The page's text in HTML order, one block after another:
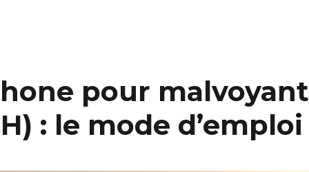
pour malvoyant
: le mode d’emploi